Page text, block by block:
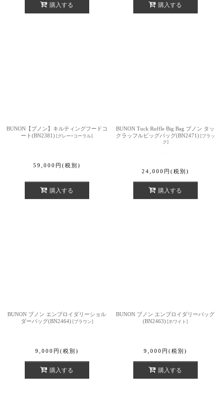
購入する 購入する
BUNON【ブノン】キルティングフードコ
ート(BN2381) [グレー×コーラル]
59,000 円 (税別)
購入する
BUNON Tuck Ruffle Big Bag ブノン タッ
クラッフルビッグバッグ(BN2471) [ブラッ
ク]
24,000 円 (税別)
購入する
BUNON ブノン エンブロイダリーショル
ダーバッグ(BN2464) [ブラウン]
9,000 円 (税別)
購入する
BUNON ブノン エンブロイダリーバッグ
(BN2463) [ホワイト ]
9,000 円 (税別)
購入する